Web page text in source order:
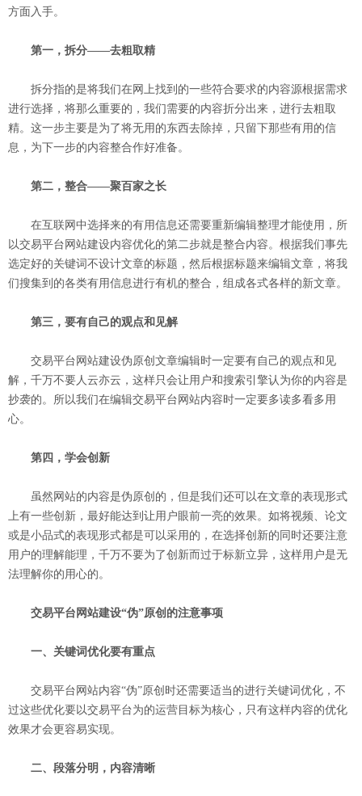
方面入手。
第一，拆分——去粗取精
拆分指的是将我们在网上找到的一些符合要求的内容源根据需求
进行选择，将那么重要的，我们需要的内容折分出来，进行去粗取
精。这一步主要是为了将无用的东西去除掉，只留下那些有用的信
息，为下一步的内容整合作好准备。
第二，整合——聚百家之长
在互联网中选择来的有用信息还需要重新编辑整理才能使用，所
以交易平台网站建设内容优化的第二步就是整合内容。根据我们事先
选定好的关键词不设计文章的标题，然后根据标题来编辑文章，将我
们搜集到的各类有用信息进行有机的整合，组成各式各样的新文章。
第三，要有自己的观点和见解
交易平台网站建设伪原创文章编辑时一定要有自己的观点和见
解，千万不要人云亦云，这样只会让用户和搜索引擎认为你的内容是
抄袭的。所以我们在编辑交易平台网站内容时一定要多读多看多用
心。
第四，学会创新
虽然网站的内容是伪原创的，但是我们还可以在文章的表现形式
上有一些创新，最好能达到让用户眼前一亮的效果。如将视频、论文
或是小品式的表现形式都是可以采用的，在选择创新的同时还要注意
用户的理解能理，千万不要为了创新而过于标新立异，这样用户是无
法理解你的用心的。
交易平台网站建设“伪”原创的注意事项
一、关键词优化要有重点
交易平台网站内容“伪”原创时还需要适当的进行关键词优化，不
过这些优化要以交易平台为的运营目标为核心，只有这样内容的优化
效果才会更容易实现。
二、段落分明，内容清晰